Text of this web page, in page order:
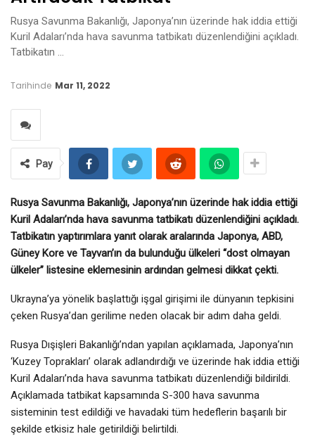
Rusya Savunma Bakanlığı, Japonya’nın üzerinde hak iddia ettiği
Kuril Adaları’nda hava savunma tatbikatı düzenlendiğini açıkladı.
Tatbikatın …
Tarihinde Mar 11, 2022
Pay
Rusya Savunma Bakanlığı, Japonya’nın üzerinde hak iddia ettiği
Kuril Adaları’nda hava savunma tatbikatı düzenlendiğini açıkladı.
Tatbikatın yaptırımlara yanıt olarak aralarında Japonya, ABD,
Güney Kore ve Tayvan’ın da bulunduğu ülkeleri “dost olmayan
ülkeler” listesine eklemesinin ardından gelmesi dikkat çekti.
Ukrayna’ya yönelik başlattığı işgal girişimi ile dünyanın tepkisini
çeken Rusya’dan gerilime neden olacak bir adım daha geldi.
Rusya Dışişleri Bakanlığı’ndan yapılan açıklamada, Japonya’nın
‘Kuzey Toprakları’ olarak adlandırdığı ve üzerinde hak iddia ettiği
Kuril Adaları’nda hava savunma tatbikatı düzenlendiği bildirildi.
Açıklamada tatbikat kapsamında S-300 hava savunma
sisteminin test edildiği ve havadaki tüm hedeflerin başarılı bir
şekilde etkisiz hale getirildiği belirtildi.